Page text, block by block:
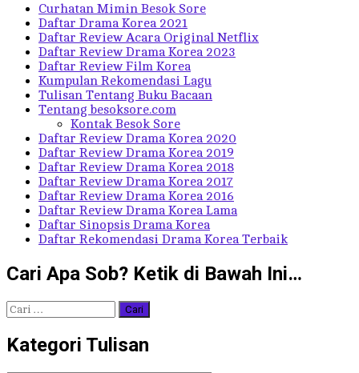
Curhatan Mimin Besok Sore
Daftar Drama Korea 2021
Daftar Review Acara Original Netflix
Daftar Review Drama Korea 2023
Daftar Review Film Korea
Kumpulan Rekomendasi Lagu
Tulisan Tentang Buku Bacaan
Tentang besoksore.com
Kontak Besok Sore
Daftar Review Drama Korea 2020
Daftar Review Drama Korea 2019
Daftar Review Drama Korea 2018
Daftar Review Drama Korea 2017
Daftar Review Drama Korea 2016
Daftar Review Drama Korea Lama
Daftar Sinopsis Drama Korea
Daftar Rekomendasi Drama Korea Terbaik
Cari Apa Sob? Ketik di Bawah Ini…
Cari
untuk:
Kategori Tulisan